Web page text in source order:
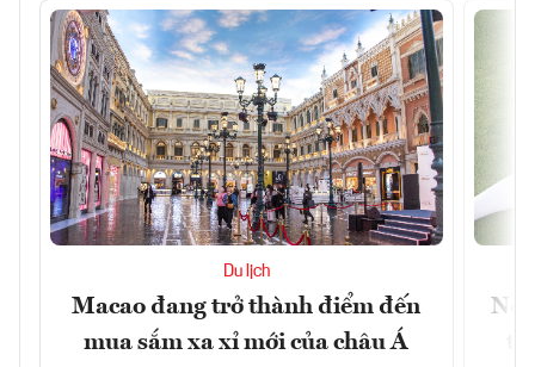
Du lịch
Macao đang trở thành điểm đến
mua sắm xa xỉ mới của châu Á